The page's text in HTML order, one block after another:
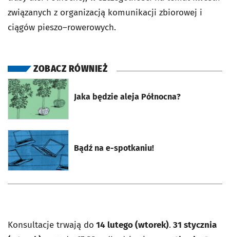
związanych z organizacją komunikacji zbiorowej i
ciągów pieszo–rowerowych.
ZOBACZ RÓWNIEŻ
Jaka będzie aleja Północna?
otworzy się w nowej karcie
Bądź na e-spotkaniu!
otworzy się w nowej karcie
Konsultacje trwają do 14 lutego (wtorek). 31 stycznia